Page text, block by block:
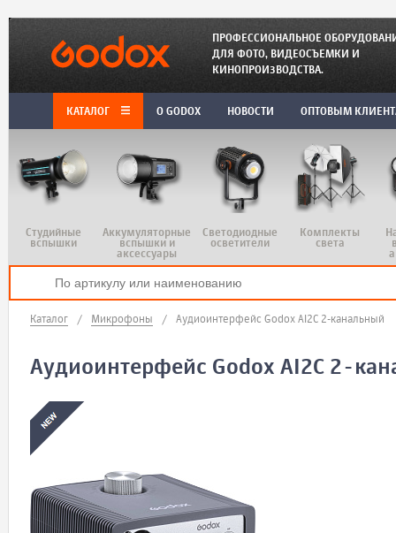
ПРОФЕССИОНАЛЬНОЕ
ДЛЯ ФОТО, ВИДЕОСЪЕМКИ И
КИНОПРОИЗВОДСТВА.
КАТАЛОГ O GODOX НОВОСТИ ОПТОВЫМ
Студийные
вспышки
Аккумуляторные
вспышки и
аксессуары
Светодиодные
осветители
Комплекты
света
Каталог / Микрофоны / Аудиоинтерфейс Godox AI2C 2-канальный
Аудиоинтерфейс Godox AI2C 2-